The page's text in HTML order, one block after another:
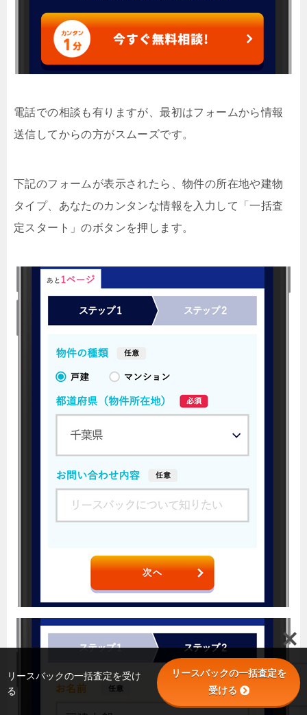
電話での相談も有りますが、最初はフォームから情報
送信してからの方がスムーズです。
下記のフォームが表示されたら、物件の所在地や建物
タイプ、あなたのカンタンな情報を入力して「一括査
定スタート」のボタンを押します。
リースバックの一括査定を受け
る
リースバックの一括査定を
受ける